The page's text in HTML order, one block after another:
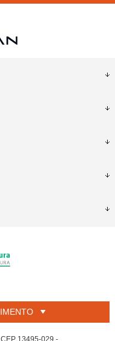
13495-029 -